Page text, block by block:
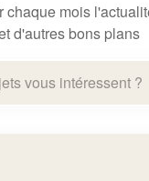
chaque mois
d'autres bons plans
vous intéressent ?